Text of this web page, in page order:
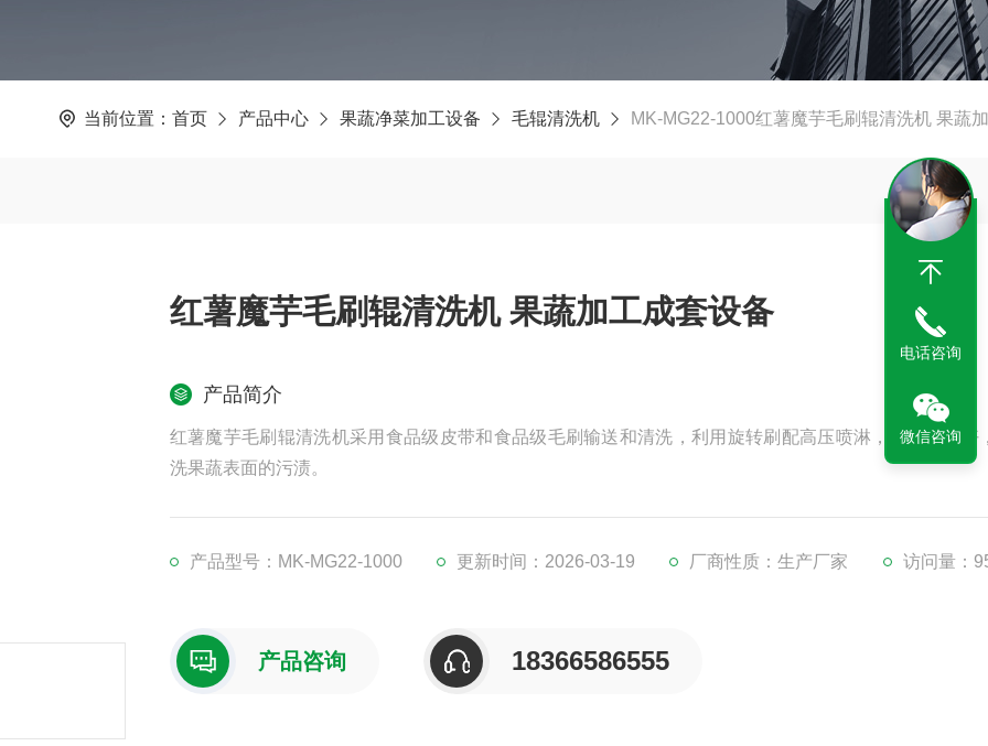
当前位置： 首页 产品中心 果蔬净菜加工设备 毛辊清洗机 MK-MG22-1000红薯魔芋毛刷辊清洗机 果蔬
红薯魔芋毛刷辊清洗机 果蔬加工成套设备
产品简介
红薯魔芋毛刷辊清洗机采用食品级皮带和食品级毛刷输送和清洗，利用旋转刷配高压喷淋，清洗效果好
洗果蔬表面的污渍。
产品型号：MK-MG22-1000 更新时间：2026-03-19 厂商性质：生产厂家 访问量：
产品咨询 18366586555
电话咨询
微信咨询